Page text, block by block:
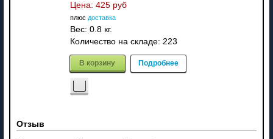
Цена: 425 руб
плюс доставка
Вес: 0.8 кг.
Количество на складе: 223
В корзину Подробнее
Отзыв